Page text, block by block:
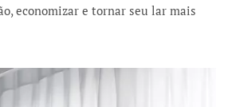
economizar e tornar seu lar mais